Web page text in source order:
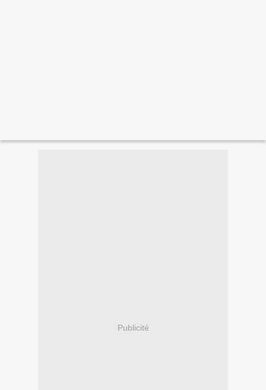
Publicité